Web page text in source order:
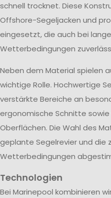
schnell trocknet. Diese
Offshore-Segeljacken und
eingesetzt, die auch bei
Wetterbedingungen
Neben dem Material spielen
wichtige Rolle. Hochwertige
verstärkte Bereiche an
ergonomische Schnitte
Oberflächen. Die Wahl des
geplante Segelrevier und die
Wetterbedingungen
Technologien
Bei Marinepool kombinieren